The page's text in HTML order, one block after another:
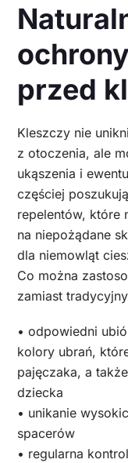
ochrony
przed
Kleszczy nie
z otoczenia, ale
ukąszenia i
częściej
repelentów, które
na niepożądane
dla niemowląt
Co można
zamiast
• odpowiedni
kolory ubrań,
pajęczaka, a
dziecka
• unikanie
spacerów
• regularna